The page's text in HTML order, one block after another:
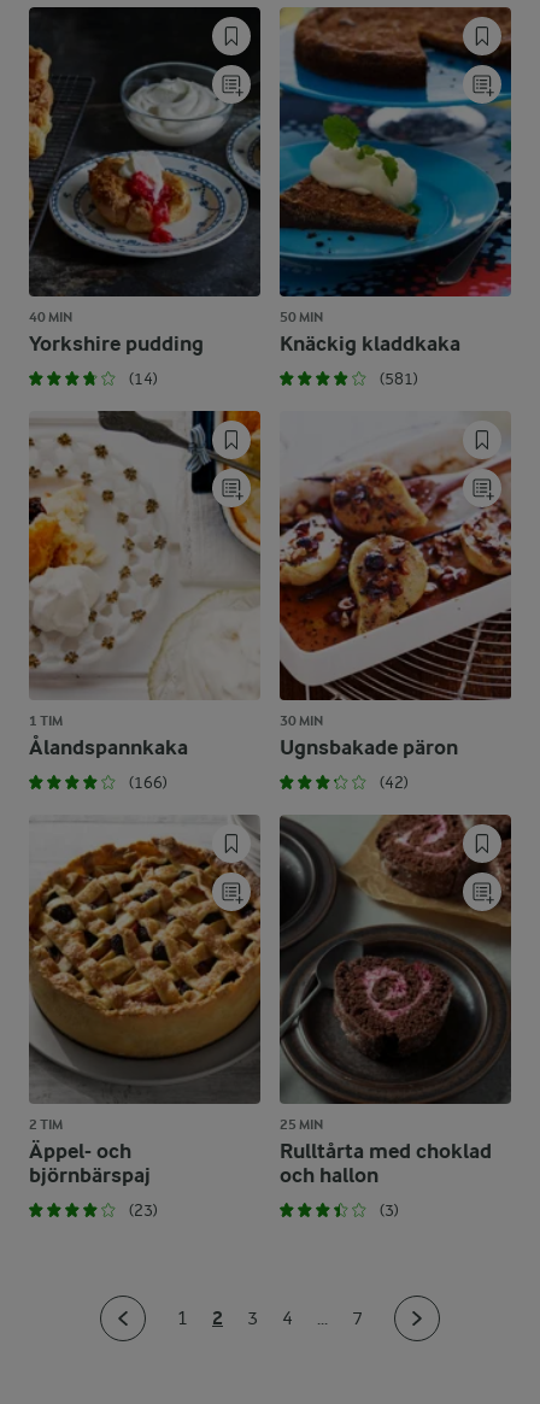
40 MIN
Yorkshire pudding
(14)
50 MIN
Knäckig kladdkaka
(581)
1 TIM
Ålandspannkaka
(166)
30 MIN
Ugnsbakade päron
(42)
2 TIM
Äppel- och
björnbärspaj
(23)
25 MIN
Rulltårta med choklad
och hallon
(3)
1 2 3 4 ... 7